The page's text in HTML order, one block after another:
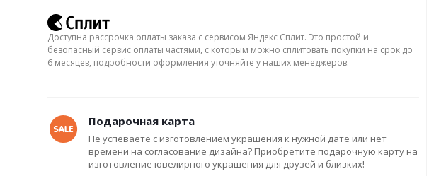
Доступна рассрочка оплаты заказа с сервисом Яндекс Сплит. Это простой и
безопасный сервис оплаты частями, с которым можно сплитовать покупки на срок до
6 месяцев, подробности оформления уточняйте у наших менеджеров.
Подарочная карта
Не успеваете с изготовлением украшения к нужной дате или нет
времени на согласование дизайна? Приобретите подарочную карту на
изготовление ювелирного украшения для друзей и близких!